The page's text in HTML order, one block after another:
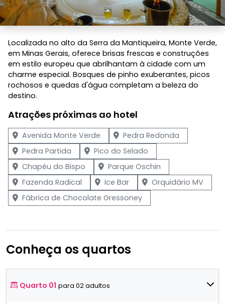
Localizada no alto da Serra da Mantiqueira, Monte Verde,
em Minas Gerais, oferece brisas frescas e construções
em estilo europeu que abrilhantam à cidade com um
charme especial. Bosques de pinho exuberantes, picos
rochosos e quedas d'água completam a beleza do
destino.
Atrações próximas ao hotel
Avenida Monte Verde
Pedra Redonda
Pedra Partida
Pico do Selado
Chapéu do Bispo
Parque Oschin
Fazenda Radical
Ice Bar
Orquidário MV
Fábrica de Chocolate Gressoney
Conheça os quartos
Quarto 01 para 02 adultos